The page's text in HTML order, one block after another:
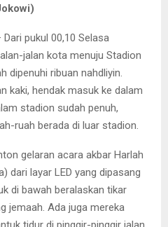
Dari pukul 00,10 Selasa
jalan kota menuju Stadion
dipenuhi ribuan nahdliyin.
kaki, hendak masuk ke dalam
stadion sudah penuh,
ruah berada di luar stadion.
gelaran acara akbar Harlah
dari layar LED yang dipasang
di bawah beralaskan tikar
jemaah. Ada juga mereka